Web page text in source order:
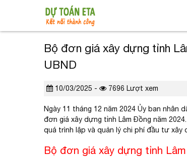
Bộ đơn giá xây dựng tỉnh
UBND
10/03/2025 - 7696 Lượt xem
Ngày 11 tháng 12 năm 2024 Ủy ban nhân
đơn giá xây dựng tỉnh Lâm Đồng năm
quá trình lập và quản lý chi phí đầu tư xây
Bộ đơn giá xây dựng tỉnh